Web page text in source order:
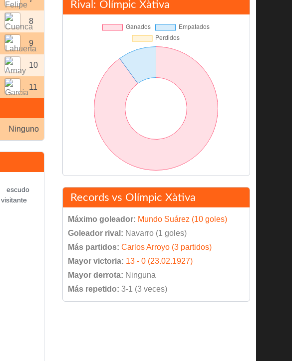
8
9
10
11
Ninguno
Rival: Olímpic Xàtiva
Records vs Olímpic Xàtiva
Máximo goleador: Mundo Suárez (10 goles)
Goleador rival: Navarro (1 goles)
Más partidos: Carlos Arroyo (3 partidos)
Mayor victoria: 13 - 0 (23.02.1927)
Mayor derrota: Ninguna
Más repetido: 3-1 (3 veces)